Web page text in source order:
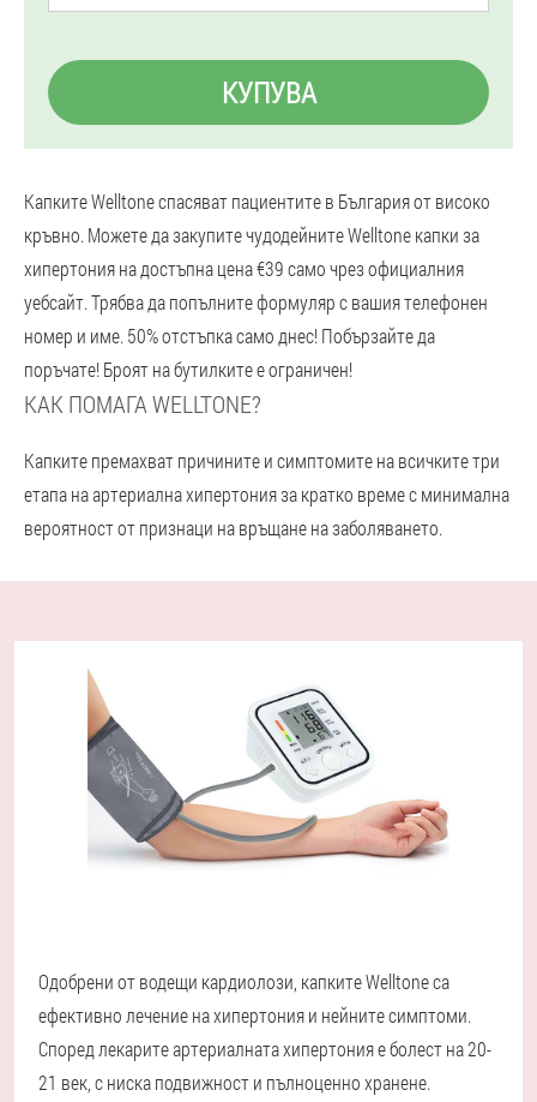
КУПУВА
Капките Welltone спасяват пациентите в България от високо
кръвно. Можете да закупите чудодейните Welltone капки за
хипертония на достъпна цена €39 само чрез официалния
уебсайт. Трябва да попълните формуляр с вашия телефонен
номер и име. 50% отстъпка само днес! Побързайте да
поръчате! Броят на бутилките е ограничен!
КАК ПОМАГА WELLTONE?
Капките премахват причините и симптомите на всичките три
етапа на артериална хипертония за кратко време с минимална
вероятност от признаци на връщане на заболяването.
Одобрени от водещи кардиолози, капките Welltone са
ефективно лечение на хипертония и нейните симптоми.
Според лекарите артериалната хипертония е болест на 20-
21 век, с ниска подвижност и пълноценно хранене.